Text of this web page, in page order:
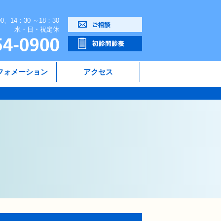
、14：30 ～18：30
水・日・祝定休
ォメーション アクセス